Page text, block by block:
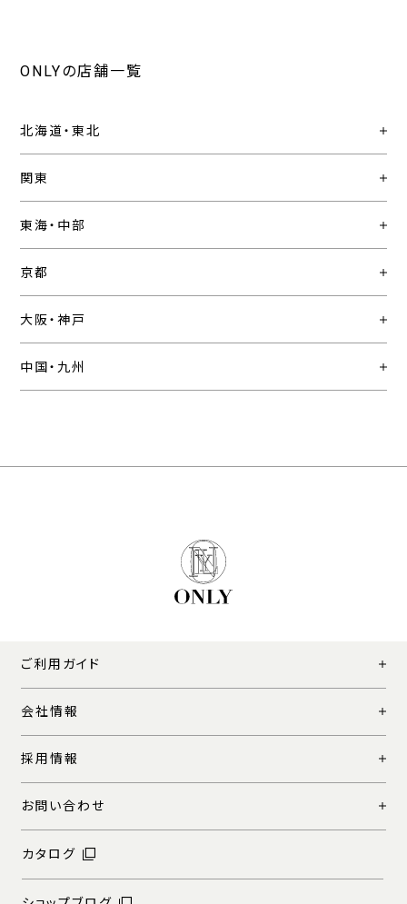
ONLYの店舗一覧
北海道・東北
関東
東海・中部
京都
大阪・神戸
中国・九州
ご利用ガイド
会社情報
採用情報
お問い合わせ
カタログ